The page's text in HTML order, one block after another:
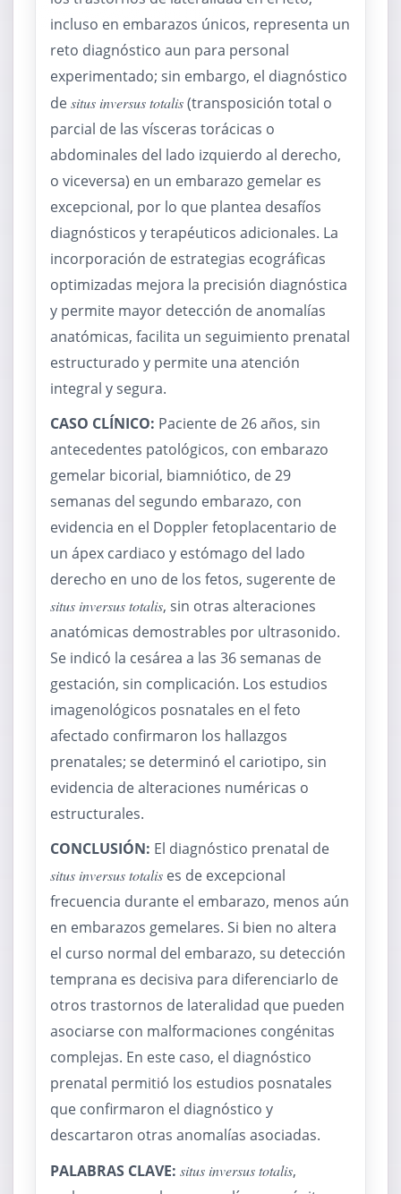
incluso en embarazos únicos, representa un
reto diagnóstico aun para personal
experimentado; sin embargo, el diagnóstico
desitus inversus totalis(transposición total o
parcial de las vísceras torácicas o
abdominales del lado izquierdo al derecho,
o viceversa) en un embarazo gemelar es
excepcional, por lo que plantea desafíos
diagnósticos y terapéuticos adicionales. La
incorporación de estrategias ecográficas
optimizadas mejora la precisión diagnóstica
y permite mayor detección de anomalías
anatómicas, facilita un seguimiento prenatal
estructurado y permite una atención
integral y segura.
CASO CLÍNICO: Paciente de 26 años, sin
antecedentes patológicos, con embarazo
gemelar bicorial, biamniótico, de 29
semanas del segundo embarazo, con
evidencia en el Doppler fetoplacentario de
un ápex cardiaco y estómago del lado
derecho en uno de los fetos, sugerente de
situs inversus totalis, sin otras alteraciones
anatómicas demostrables por ultrasonido.
Se indicó la cesárea a las 36 semanas de
gestación, sin complicación. Los estudios
imagenológicos posnatales en el feto
afectado confirmaron los hallazgos
prenatales; se determinó el cariotipo, sin
evidencia de alteraciones numéricas o
estructurales.
CONCLUSIÓN: El diagnóstico prenatal de
situs inversus totalis es de excepcional
frecuencia durante el embarazo, menos aún
en embarazos gemelares. Si bien no altera
el curso normal del embarazo, su detección
temprana es decisiva para diferenciarlo de
otros trastornos de lateralidad que pueden
asociarse con malformaciones congénitas
complejas. En este caso, el diagnóstico
prenatal permitió los estudios posnatales
que confirmaron el diagnóstico y
descartaron otras anomalías asociadas.
PALABRAS CLAVE: situs inversus totalis,